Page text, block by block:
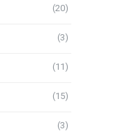
(20)
(3)
(11)
(15)
(3)